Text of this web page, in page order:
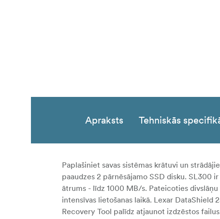
Apraksts Tehniskās
Paplašiniet savas sistēmas krātuvi un
paaudzes 2 pārnēsājamo SSD disku. SL300
ātrums - līdz 1000 MB/s. Pateicoties
intensīvas lietošanas laikā. Lexar DataShield
Recovery Tool palīdz atjaunot izdzēstos